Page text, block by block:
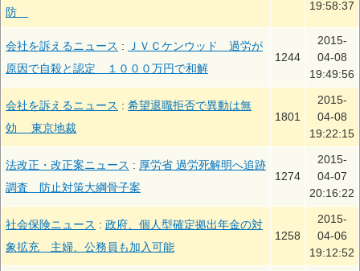
防
19:58:37
会社を訴えるニュース :
ＪＶＣケンウッド 過労が
原因で自殺と認定 １０００万円で和解
1244
2015-
04-08
19:49:56
会社を訴えるニュース : 希望退職拒否で異動は無
効 東京地裁
1801
2015-
04-08
19:22:15
法改正・改正案ニュース : 厚労省 過労死解明へ追跡
調査 防止対策大綱骨子案
1274
2015-
04-07
20:16:22
社会保険ニュース : 政府、個人型確定拠出年金の対
象拡充 主婦、公務員も加入可能
1258
2015-
04-06
19:12:52